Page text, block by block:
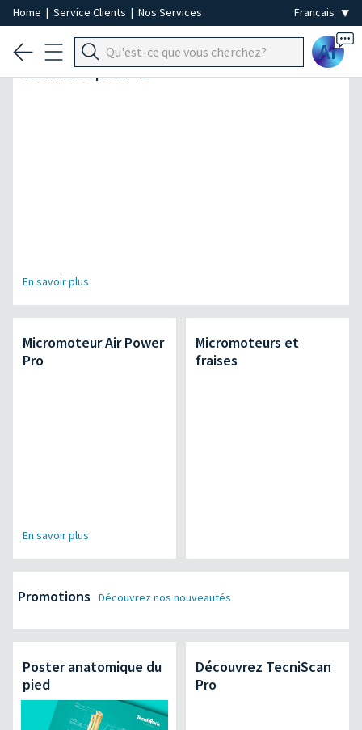
Home | Service Clients | Nos Services
Ai
L’autoclave la plus rapide de sa catégorie |
SteriHero Speed+ B
En savoir plus
Micromoteur Air Power
Pro
En savoir plus
Micromoteurs et
fraises
Promotions Découvrez nos nouveautés
Poster anatomique du
pied
Découvrez TecniScan
Pro